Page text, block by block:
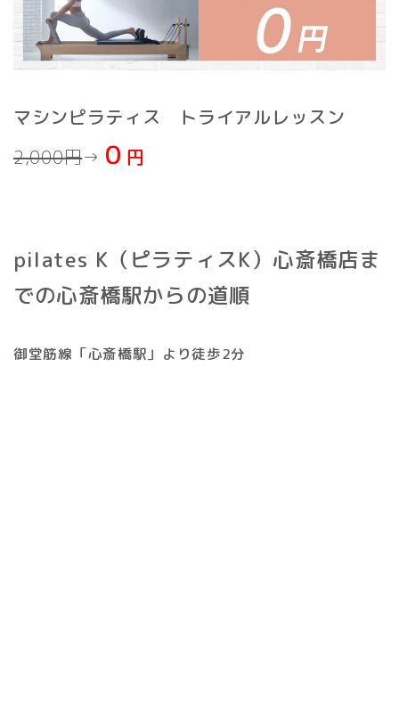
マシンピラティス トライアルレッスン
2,000円→ ０ 円
pilates K（ピラティスK）心斎橋店ま
での心斎橋駅からの道順
御堂筋線「心斎橋駅」より徒歩2分